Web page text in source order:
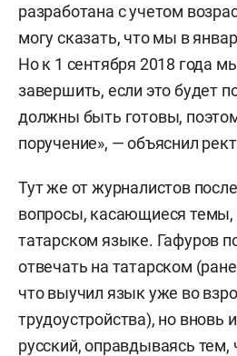
разработана с учетом
могу сказать, что мы в
Но к 1 сентября 2018 года
завершить, если это будет
должны быть готовы,
поручение», — объяснил
Тут же от журналистов
вопросы, касающиеся темы,
татарском языке. Гафуров
отвечать на татарском
что выучил язык уже во
трудоустройства), но вновь
русский, оправдываясь тем,